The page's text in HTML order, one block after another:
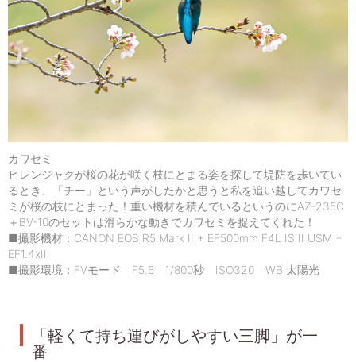
カワセミ
ヒレンジャクが桜の花が咲く枝にとまる姿を探して堤防を歩いてい
るとき、「チー」という声がしたかと思うと私を追い越してカワセ
ミが桜の枝にとまった！重い機材を積んでいるというのにAZ-235C
＋BV-10のセットは滑らかな動きでカワセミを捉えてくれた！
■撮影機材：CANON EOS R5 Mark II + EF500mm F4L IS II USM +
EF1.4xIII
■撮影環境：FVモード F5.6 1/800秒 ISO320 WB 太陽光
「軽くて持ち運びがしやすい三脚」が一
番